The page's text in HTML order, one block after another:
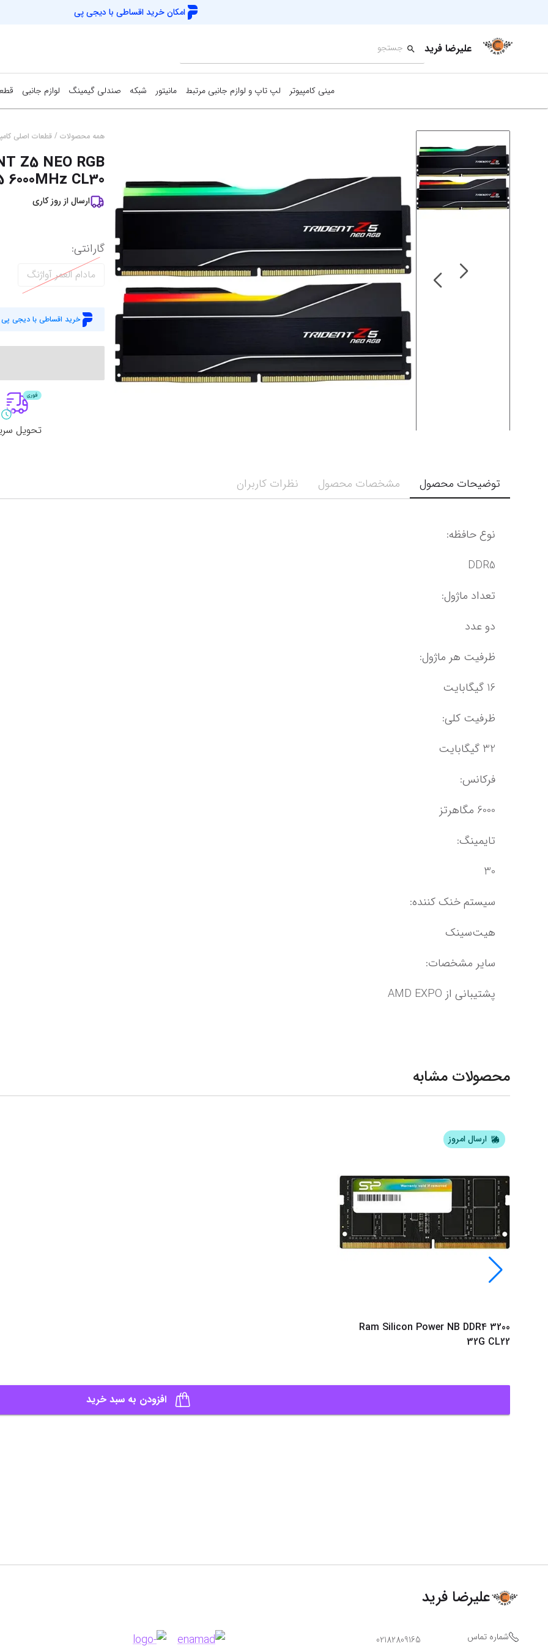
امکان خرید اقساطی با دیجی پی
علیرضا فرید
مینی کامپیوتر لپ تاپ و لوازم جانبی مرتبط مانیتور شبکه
کارت شبکه
Access Point
مودم / روتر
سوییچ شبکه
نمایش همه محصولات
صندلی گیمینگ لوازم جانبی
دسته بازی
کیبورد و موس
میز گیمینگ
اکسسوری
کول پد
کابل‌ها
رم
همه محصولات / قطعات اصلی
Z5 NEO RGB
6000MHz CL30
ارسال از روز کاری
گارانتی:
مادام العمر آواژنگ
خرید اقساطی با دیجی پی
تحویل
توضیحات محصول مشخصات محصول نظرات کاربران
نوع حافظه:
DDR5
تعداد ماژول:
دو عدد
ظرفیت هر ماژول:
16 گیگابایت
ظرفیت کلی:
32 گیگابایت
فرکانس:
6000 مگاهرتز
تایمینگ:
30
سیستم خنک کننده:
هیت‌سینک
سایر مشخصات:
پشتیبانی از AMD EXPO
محصولات مشابه
ارسال امروز
Ram Silicon Power NB DDR4 3200
32G CL22
افزودن به سبد خرید
علیرضا فرید
شماره تماس 02182809165